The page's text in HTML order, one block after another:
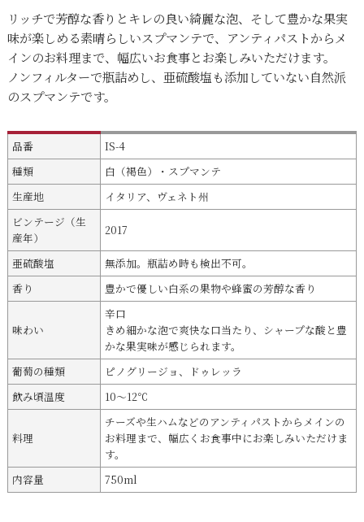
リッチで芳醇な香りとキレの良い綺麗な泡、そして豊かな果実
味が楽しめる素晴らしいスプマンテで、アンティパストからメ
インのお料理まで、幅広いお食事とお楽しみいただけます。
ノンフィルターで瓶詰めし、亜硫酸塩も添加していない自然派
のスプマンテです。
品番
IS-4
種類
白（褐色）・スプマンテ
生産地
イタリア、ヴェネト州
ビンテージ（生
産年）
2017
亜硫酸塩
無添加。瓶詰め時も検出不可。
香り
豊かで優しい白系の果物や蜂蜜の芳醇な香り
味わい
辛口
きめ細かな泡で爽快な口当たり、シャープな酸と豊
かな果実味が感じられます。
葡萄の種類
ピノグリージョ、ドゥレッラ
飲み頃温度
10～12℃
料理
チーズや生ハムなどのアンティパストからメインの
お料理まで、幅広くお食事中にお楽しみいただけま
す。
内容量
750ml